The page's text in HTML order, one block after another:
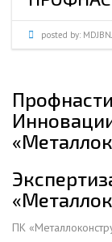
posted by:
ПК